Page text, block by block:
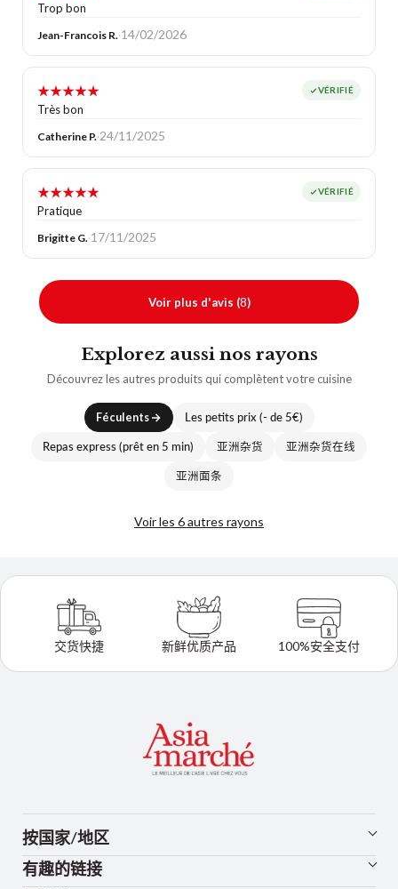
Trop bon
Jean-Francois R.·14/02/2026
★★★★★ VÉRIFIÉ
Très bon
Catherine P.·24/11/2025
★★★★★ VÉRIFIÉ
Pratique
Brigitte G.·17/11/2025
Voir plus d'avis (8)
Explorez aussi nos rayons
Découvrez les autres produits qui complètent votre cuisine
Féculents Les petits prix (- de 5€)
Repas express (prêt en 5 min) 亚洲杂货 亚洲杂货在线
亚洲面条
Voir les 6 autres rayons
交货快捷 新鲜优质产品 100%安全支付
按国家/地区
有趣的链接